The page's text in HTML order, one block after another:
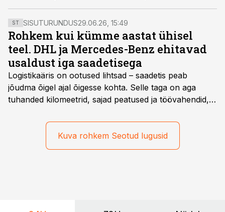
Kolmandale kohale kerkis Tallink
ST SISUTURUNDUS29.06.26, 15:49
Rohkem kui kümme aastat ühisel
teel. DHL ja Mercedes-Benz ehitavad
usaldust iga saadetisega
Logistikaäris on ootused lihtsad – saadetis peab
jõudma õigel ajal õigesse kohta. Selle taga on aga
tuhanded kilomeetrid, sajad peatused ja töövahendid,
on DHL usaldanud Mercedes-Benzi tarbesõidukeid
juba enam kui kümme aastat ning koostöö Vehoga on
selle aja jooksul kujunenud oluliseks osaks ettevõtte
Kuva rohkem Seotud lugusid